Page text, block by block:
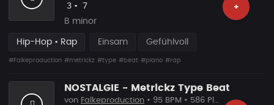
+
Likes
3 • Vorgeschlagen
7
B minor
Hip-Hop • Rap Einsam Gefühlvoll
#Falkeproduction #metrickz #type #beat #piano #rap
NOSTALGIE - Metrickz Type Beat
von Falkeproduction • 95 BPM • 586 Plays